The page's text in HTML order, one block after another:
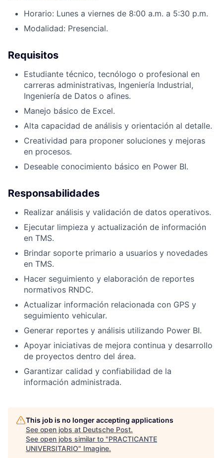
Horario: Lunes a viernes de 8:00 a.m. a 5:30 p.m.
Modalidad: Presencial.
Requisitos
Estudiante técnico, tecnólogo o profesional en
carreras administrativas, Ingeniería Industrial,
Ingeniería de Datos o afines.
Manejo básico de Excel.
Alta capacidad de análisis y orientación al detalle.
Creatividad para proponer soluciones y mejoras
en procesos.
Deseable conocimiento básico en Power BI.
Responsabilidades
Realizar análisis y validación de datos operativos.
Ejecutar limpieza y actualización de información
en TMS.
Brindar soporte primario a usuarios y novedades
en TMS.
Hacer seguimiento y elaboración de reportes
normativos RNDC.
Actualizar información relacionada con GPS y
seguimiento vehicular.
Generar reportes y análisis utilizando Power BI.
Apoyar iniciativas de mejora continua y desarrollo
de proyectos dentro del área.
Garantizar calidad y confiabilidad de la
información administrada.
This job is no longer accepting applications
See open jobs at Deutsche Post.
See open jobs similar to "PRACTICANTE
UNIVERSITARIO" Imagine.